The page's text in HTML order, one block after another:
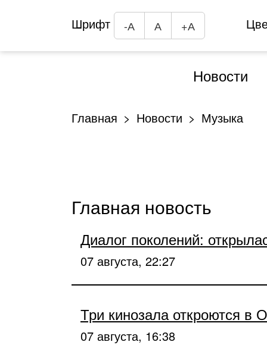
Шрифт -А А +А
Новости
Главная Новости Музыка
Главная новость
Диалог поколений:
07 августа, 22:27
Три кинозала откроются в
07 августа, 16:38